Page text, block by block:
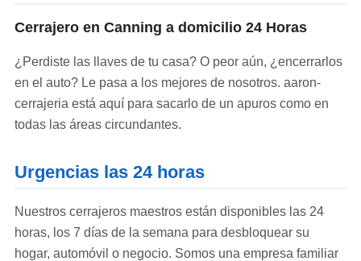
Cerrajero en Canning a domicilio 24 Horas
¿Perdiste las llaves de tu casa? O peor aún, ¿encerrarlos
en el auto? Le pasa a los mejores de nosotros. aaron-
cerrajeria está aquí para sacarlo de un apuros como en
todas las áreas circundantes.
Urgencias las 24 horas
Nuestros cerrajeros maestros están disponibles las 24
horas, los 7 días de la semana para desbloquear su
hogar, automóvil o negocio. Somos una empresa familiar